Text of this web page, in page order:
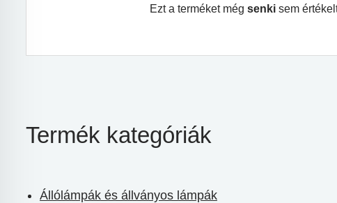
Ezt a terméket még senkisem
Termék kategóriák
Állólámpák és állványos lámpák